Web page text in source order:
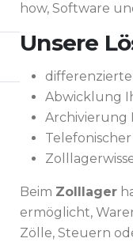
how, Software
Unsere
Abwicklung
Archivierung
Beim Zolllager
ermöglicht,
Zölle, Steuern